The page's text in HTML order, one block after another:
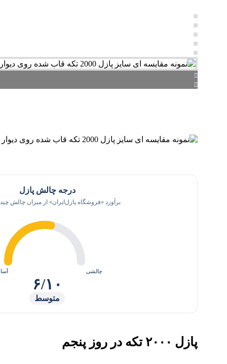
درجه چالش پازل
برآورد «فروشگاه پازل‌ایران» از میزان چالش
چالشی
۶/۱۰
متوسط
پازل ۲۰۰۰ تکه در روز پنجم